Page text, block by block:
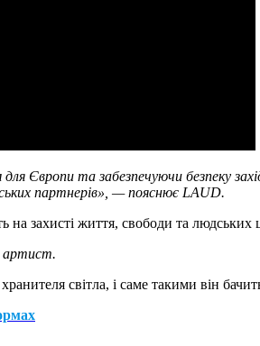
Європи та забезпечуючи безпеку
партнерів», — пояснює LAUD.
на захисті життя, свободи та
артист.
світла, і саме такими він бачить